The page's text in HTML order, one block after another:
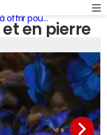
en pierre
les fêtes